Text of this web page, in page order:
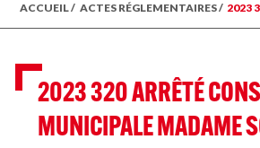
ACCUEIL/ ACTES RÉGLEMENTAIRES/ 2023
2023 320 ARRÊTÉ
MUNICIPALE MADAME